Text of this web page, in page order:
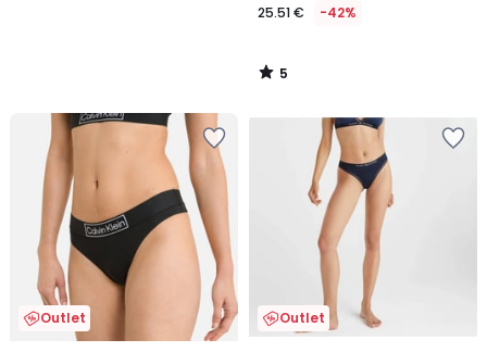
25.51 € -42%
5
/
Outlet Outlet